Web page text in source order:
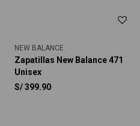
NEW BALANCE
Zapatillas New Balance 471
Unisex
S/399.90